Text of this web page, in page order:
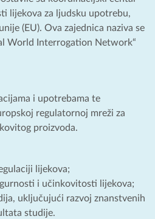
lijekova za ljudsku upotrebu,
(EU). Ova zajednica naziva se
World Interrogation Network“
i upotrebama te
regulatornoj mreži za
proizvoda.
lijekova;
i učinkovitosti lijekova;
uključujući razvoj znanstvenih
studije.